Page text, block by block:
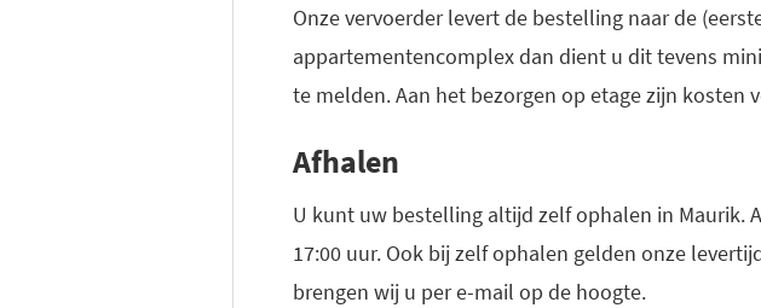
Onze vervoerder levert de bestelling naar de
appartementencomplex dan dient u dit tevens
te melden. Aan het bezorgen op etage zijn kosten
Afhalen
U kunt uw bestelling altijd zelf ophalen in Maurik.
17:00 uur. Ook bij zelf ophalen gelden onze
brengen wij u per e-mail op de hoogte.